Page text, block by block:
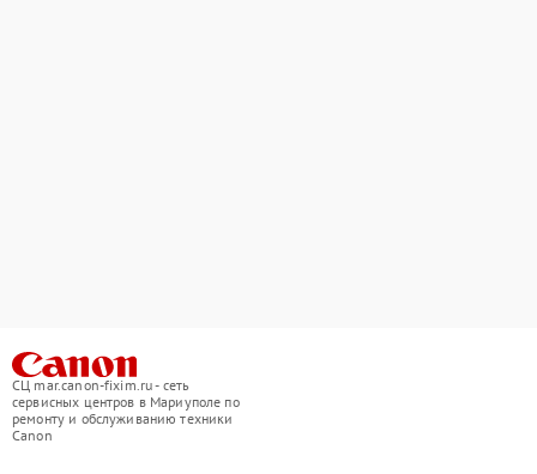
СЦ mar.canon-fixim.ru - сеть
сервисных центров в Мариуполе по
ремонту и обслуживанию техники
Canon